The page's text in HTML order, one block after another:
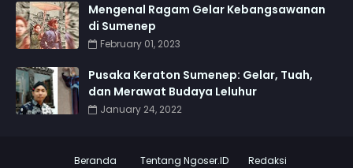
Mengenal Ragam Gelar Kebangsawanan
di Sumenep
February 01, 2023
Pusaka Keraton Sumenep: Gelar, Tuah,
dan Merawat Budaya Leluhur
January 24, 2022
Beranda Tentang Ngoser.ID Redaksi